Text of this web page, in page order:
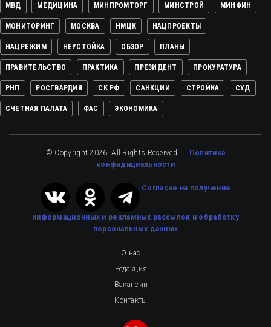
МВД МЕДИЦИНА МИНПРОМТОРГ МИНСТРОЙ МИНФИН
МОНИТОРИНГ МОСКВА НМЦК НАЦПРОЕКТЫ
НАЦРЕЖИМ НЕУСТОЙКА ОБЗОР ПЛАНЫ
ПРАВИТЕЛЬСТВО ПРАКТИКА ПРЕЗИДЕНТ ПРОКУРАТУРА
РНП РОСГВАРДИЯ СК РФ САНКЦИИ СТРОЙКА СУД
СЧЕТНАЯ ПАЛАТА ФАС ЭКОНОМИКА
© Copyright 2026. All Rights Reserved.
Политика
конфидициальности
Cогласие на получение
информационных и рекламных рассылок и обработку
персональных данных
О нас
Редакция
Вакансии
Контакты